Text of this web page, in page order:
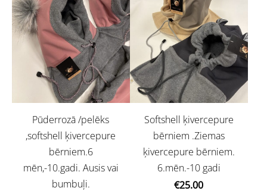
Pūderrozā /pelēks
,softshell ķivercepure
bērniem.6
mēn,-10.gadi. Ausis vai
bumbuļi.
Softshell ķivercepure
bērniem .Ziemas
ķivercepure bērniem.
6.mēn.-10 gadi
€25.00